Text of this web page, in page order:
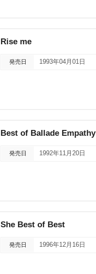
Rise me
発売日 1993年04月01日
Best of Ballade Empathy
発売日 1992年11月20日
She Best of Best
発売日 1996年12月16日